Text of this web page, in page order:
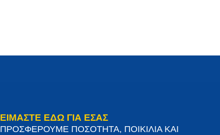
ΕΙΜΑΣΤΕ ΕΔΩ ΓΙΑ ΕΣΑΣ
ΠΡΟΣΦΕΡΟΥΜΕ ΠΟΣΟΤΗΤΑ, ΠΟΙΚΙΛΙΑ ΚΑΙ